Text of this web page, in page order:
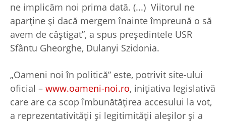
ne implicăm noi prima dată. (...) Viitorul ne
aparține și dacă mergem înainte împreună o să
avem de câștigat”, a spus președintele USR
Sfântu Gheorghe, Dulanyi Szidonia.
„Oameni noi în politică” este, potrivit site-ului
oficial – www.oameni-noi.ro, inițiativa legislativă
care are ca scop îmbunătățirea accesului la vot,
a reprezentativității și legitimității aleșilor și a